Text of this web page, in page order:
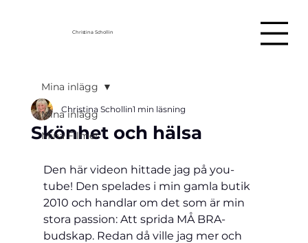
Christina Schollin
Mina inlägg
Mina Filmer
Mina inlägg
Skönhet och hälsa
Christina Schollin1 min läsning
Den här videon hittade jag på you-
tube! Den spelades i min gamla butik
2010 och handlar om det som är min
stora passion: Att sprida MÅ BRA-
budskap. Redan då ville jag mer och